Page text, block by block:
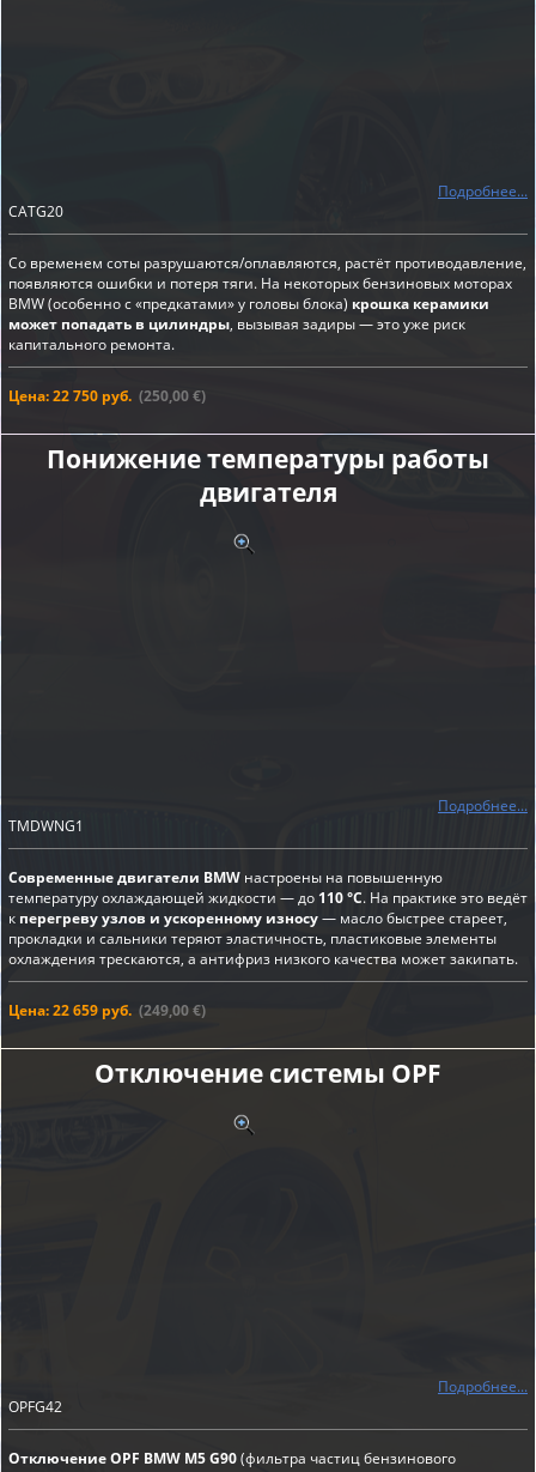
Подробнее...
CATG20
Со временем соты разрушаются/оплавляются, растёт противодавление,
появляются ошибки и потеря тяги. На некоторых бензиновых моторах
BMW (особенно с «предкатами» у головы блока) крошка керамики
может попадать в цилиндры, вызывая задиры — это уже риск
капитального ремонта.
Цена: 22 750 руб. (250,00 €)
Понижение температуры работы
двигателя
Подробнее...
TMDWNG1
Современные двигатели BMW настроены на повышенную
температуру охлаждающей жидкости — до 110 °C. На практике это ведёт
к перегреву узлов и ускоренному износу— масло быстрее стареет,
прокладки и сальники теряют эластичность, пластиковые элементы
охлаждения трескаются, а антифриз низкого качества может закипать.
Цена: 22 659 руб. (249,00 €)
Отключение системы OPF
Подробнее...
OPFG42
Отключение OPF BMW M5 G90(фильтра частиц бензинового